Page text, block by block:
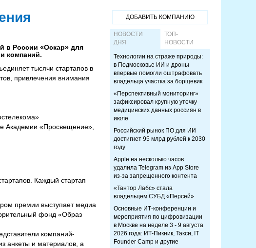
в России «Оскар» для
компаний.
тысячи стартапов в
привлечения внимания
Академии «Просвещение»,
Каждый стартап
премии выступает медиа
фонд «Образ
компаний-
анкеты и материалов, а
ДОБАВИТЬ КОМПАНИЮ
НОВОСТИ
ДНЯ
ТОП-
НОВОСТИ
Технологии на страже природы:
в Подмосковье ИИ и дроны
впервые помогли оштрафовать
владельца участка за борщевик
«Перспективный мониторинг»
зафиксировал крупную утечку
медицинских данных россиян в
июле
Российский рынок ПО для ИИ
достигнет 95 млрд рублей к 2030
году
Apple на несколько часов
удалила Telegram из App Store
из-за запрещенного контента
«Тантор Лабс» стала
владельцем СУБД «Персей»
Основные ИТ-конференции и
мероприятия по цифровизации
в Москве на неделе 3 - 9 августа
2026 года: ИТ-Пикник, Такси, IT
Founder Camp и другие